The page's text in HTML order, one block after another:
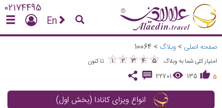
02174495
En
صفحه اصلی > وبلاگ >
10064
امتیاز کلی شما به وبلاگ ★
1 ★
2 ★
3 ★
4 ★
5
★★★★★
تا کنون
5
135
22701
انواع ویزای کانادا (بخش اول)